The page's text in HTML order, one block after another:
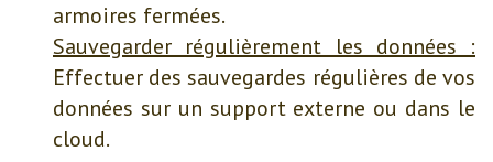
armoires fermées.
Sauvegarder régulièrement les données :
Effectuer des sauvegardes régulières de vos
données sur un support externe ou dans le
cloud.